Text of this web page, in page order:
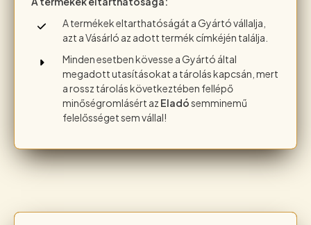
A termékek eltarthatóságát a Gyártó vállalja,
azt a Vásárló az adott termék címkéjén találja.
Minden esetben kövesse a Gyártó által
megadott utasításokat a tárolás kapcsán, mert
a rossz tárolás következtében fellépő
minőségromlásért az Eladósemminemű
felelősséget sem vállal!